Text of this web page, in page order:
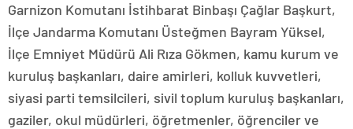
Garnizon Komutanı İstihbarat Binbaşı Çağlar Başkurt,
İlçe Jandarma Komutanı Üsteğmen Bayram Yüksel,
İlçe Emniyet Müdürü Ali Rıza Gökmen, kamu kurum ve
kuruluş başkanları, daire amirleri, kolluk kuvvetleri,
siyasi parti temsilcileri, sivil toplum kuruluş başkanları,
gaziler, okul müdürleri, öğretmenler, öğrenciler ve